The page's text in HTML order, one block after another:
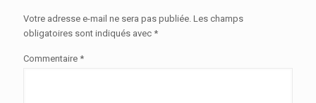
Votre adresse e-mail ne sera pas publiée. Les champs
obligatoires sont indiqués avec *
Commentaire *